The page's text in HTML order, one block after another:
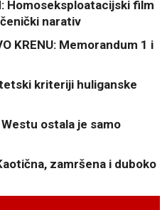
Homoseksploatacijski film
narativ
KRENU: Memorandum 1 i
kriteriji huliganske
Westu ostala je samo
zamršena i duboko